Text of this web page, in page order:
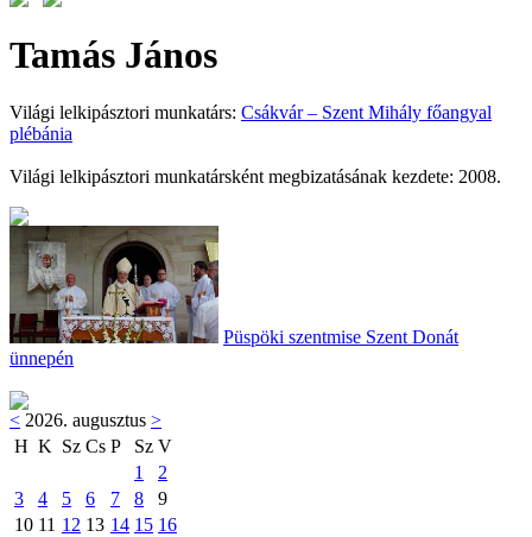
Tamás János
Világi lelkipásztori munkatárs: Csákvár – Szent Mihály főangyal
plébánia
Világi lelkipásztori munkatársként megbizatásának kezdete: 2008.
Püspöki szentmise Szent Donát
ünnepén
< 2026. augusztus >
H K Sz Cs P Sz V
1
2
3
4 5 6 7 8
9
10 11 12 13 14 15 16